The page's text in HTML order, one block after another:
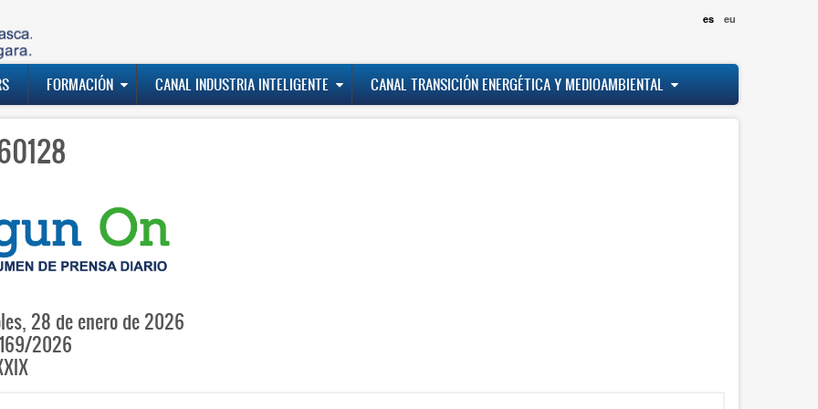
es eu
FORMACIÓN CANAL INDUSTRIA INTELIGENTE CANAL TRANSICIÓN ENERGÉTICA Y MEDIOAMBIENTAL
28 de enero de 2026
2026